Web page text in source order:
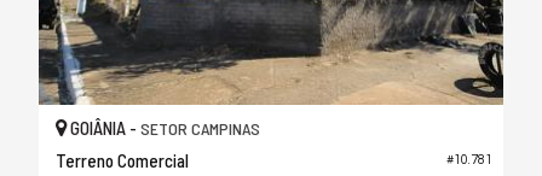
#10.781
GOIÂNIA - SETOR CAMPINAS
Terreno Comercial